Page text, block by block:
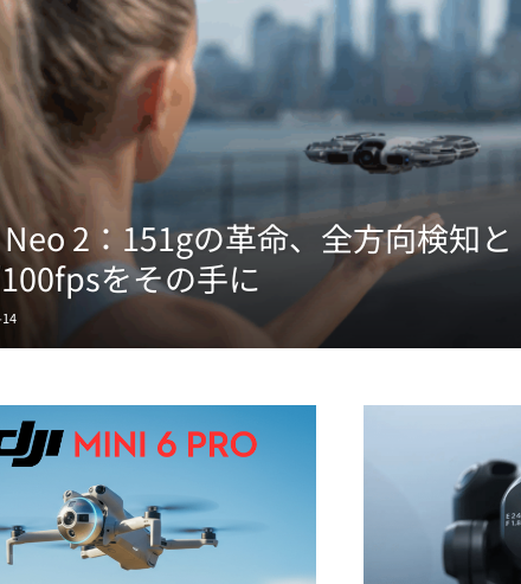
2：151gの革命、全方向検知と
をその手に